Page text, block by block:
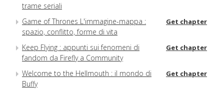
trame seriali
Game of Thrones L'immagine-mappa :
spazio, conflitto, forme di vita
Get chapter
Keep Flying : appunti sui fenomeni di
fandom da Firefly a Community
Get chapter
Welcome to the Hellmouth : il mondo di
Buffy
Get chapter